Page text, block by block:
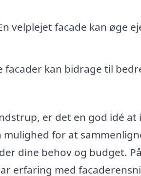
velplejet facade kan øge
facader kan bidrage til
er det en god idé
for at
dine behov og budget.
erfaring med